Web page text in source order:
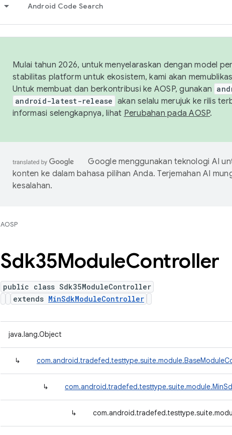
Android Code Search
Mulai tahun 2026, untuk menyelaraskan dengan model
stabilitas platform untuk ekosistem, kami akan
Untuk membuat dan berkontribusi ke AOSP, gunakan
android-latest-release akan selalu merujuk ke rilis
informasi selengkapnya, lihat Perubahan pada AOSP.
Google menggunakan teknologi AI
konten ke dalam bahasa pilihan Anda. Terjemahan AI
kesalahan.
AOSP
Sdk35ModuleController
public class Sdk35ModuleController
extends MinSdkModuleController
java.lang.Object
↳
↳
↳